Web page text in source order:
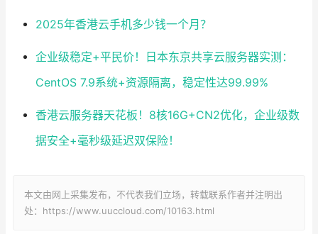
2025年香港云手机多少钱一个月？
企业级稳定+平民价！日本东京共享云服务器实测：
CentOS 7.9系统+资源隔离，稳定性达99.99%
香港云服务器天花板！8核16G+CN2优化，企业级数
据安全+毫秒级延迟双保险！
本文由网上采集发布，不代表我们立场，转载联系作者并注明出
处：https://www.uuccloud.com/10163.html